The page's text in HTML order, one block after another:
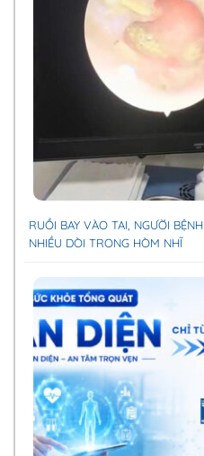
RUỒI BAY VÀO TAI, NGƯỜI
NHIỀU DÒI TRONG HÒM NHĨ